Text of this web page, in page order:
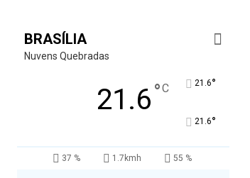
BRASÍLIA
Nuvens Quebradas
21.6°C 21.6°
21.6°
37 % 1.7kmh 55 %